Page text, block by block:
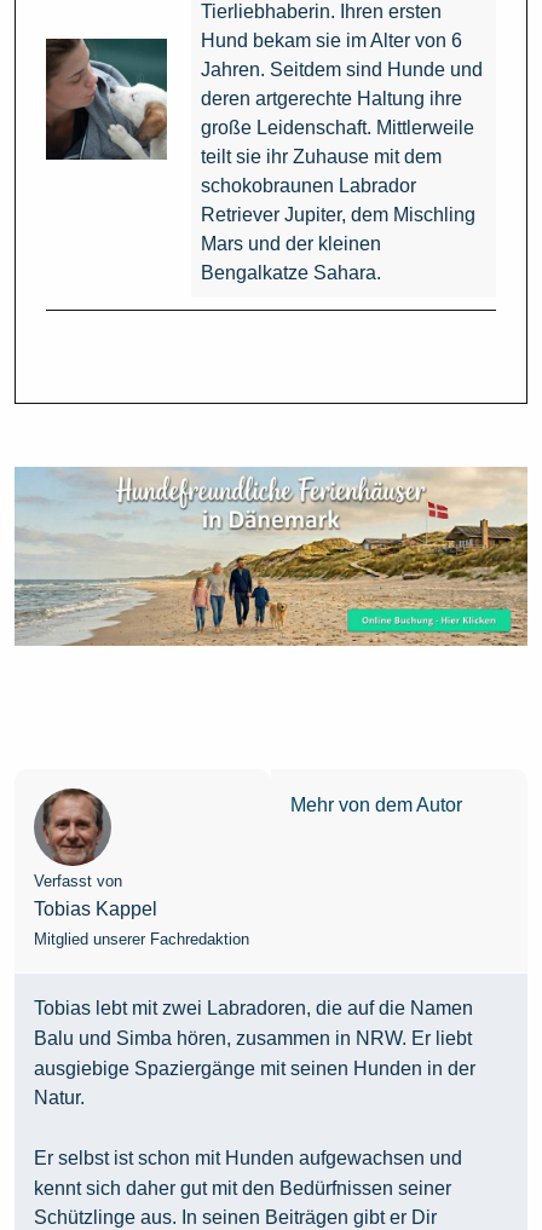
Tierliebhaberin. Ihren ersten
Hund bekam sie im Alter von 6
Jahren. Seitdem sind Hunde und
deren artgerechte Haltung ihre
große Leidenschaft. Mittlerweile
teilt sie ihr Zuhause mit dem
schokobraunen Labrador
Retriever Jupiter, dem Mischling
Mars und der kleinen
Bengalkatze Sahara.
Verfasst von
Tobias Kappel
Mitglied unserer Fachredaktion
Mehr von dem Autor
Tobias lebt mit zwei Labradoren, die auf die Namen
Balu und Simba hören, zusammen in NRW. Er liebt
ausgiebige Spaziergänge mit seinen Hunden in der
Natur.
Er selbst ist schon mit Hunden aufgewachsen und
kennt sich daher gut mit den Bedürfnissen seiner
Schützlinge aus. In seinen Beiträgen gibt er Dir